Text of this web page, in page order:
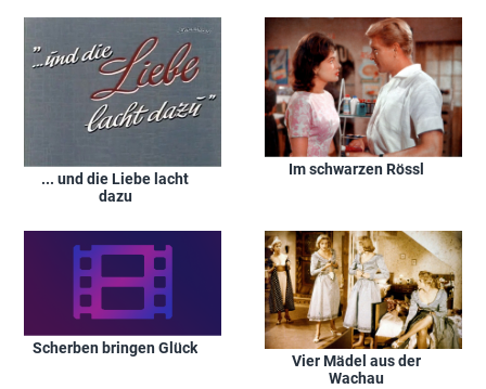
... und die Liebe lacht
dazu
Im schwarzen Rössl
Scherben bringen Glück
Vier Mädel aus der
Wachau